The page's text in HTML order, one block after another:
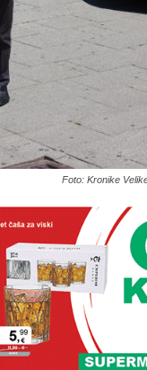
Foto: Kronike